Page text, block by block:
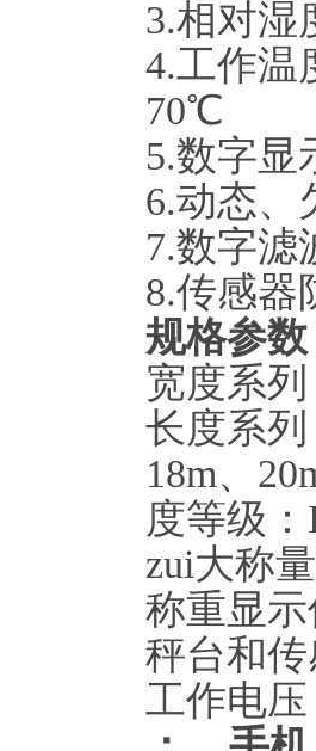
3.相对湿
4.工作温
70℃
5.数字显
6.动态、
7.数字滤
8.传感器
规格参
宽度系
长度系
18m、
度等级：
zui大称
称重显
秤台和
工作电